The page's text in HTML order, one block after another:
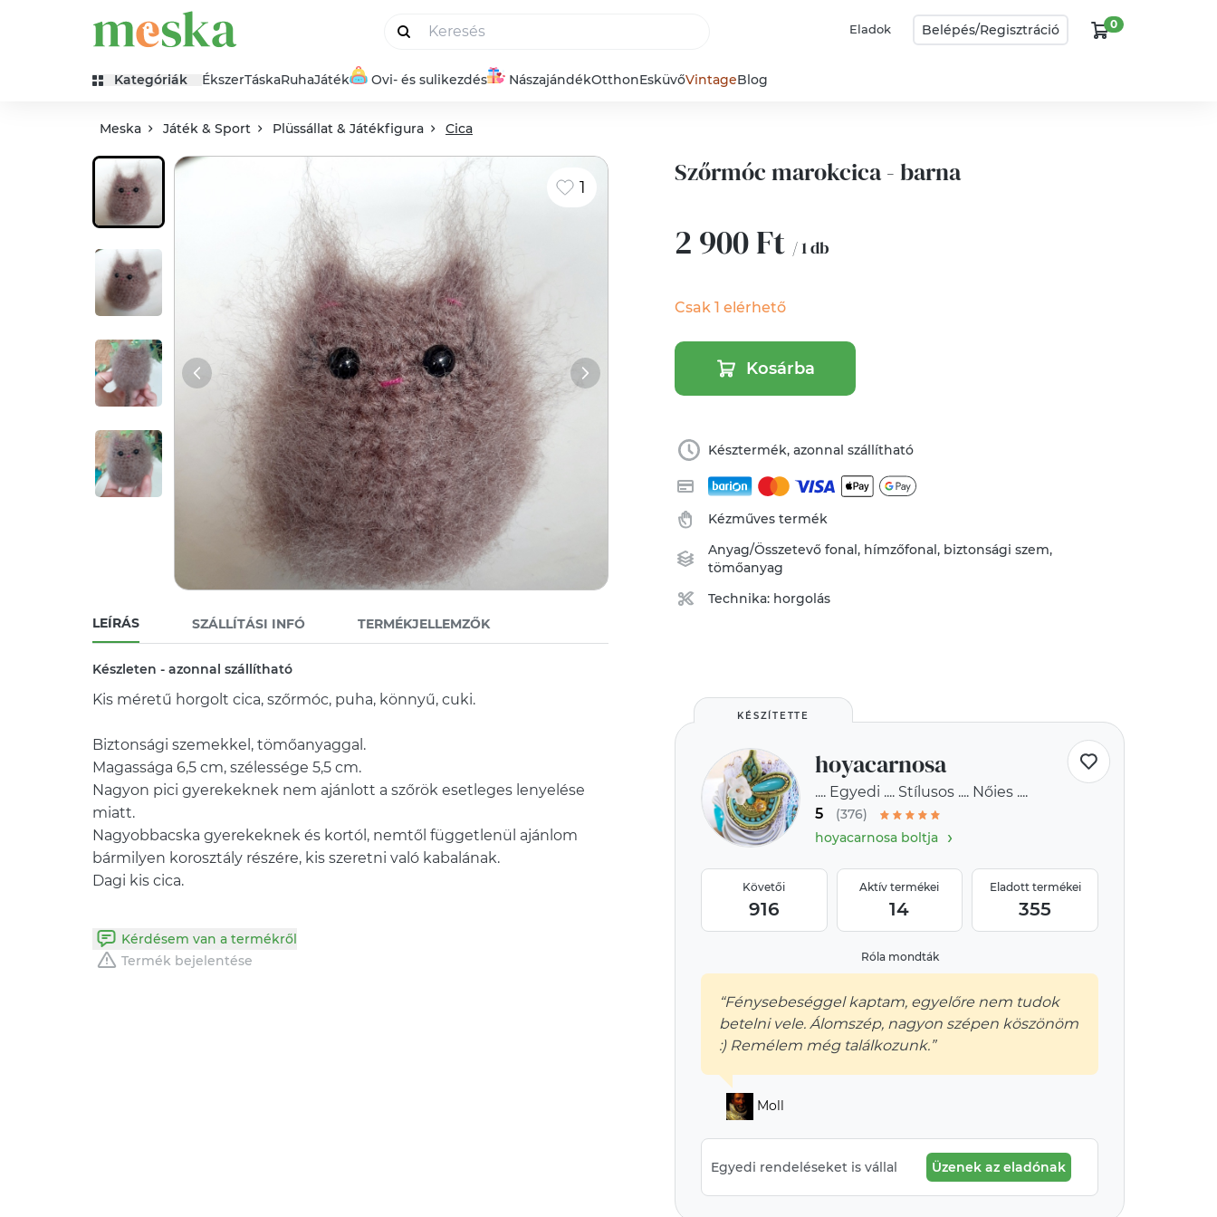
Eladok Belépés/Regisztráció 0
Kategóriák ÉkszerTáskaRuhaJáték Ovi- és sulikezdés NászajándékOtthonEsküvőVintageBlog
Meska Játék & Sport Plüssállat & Játékfigura Cica
1
LEÍRÁS SZÁLLÍTÁSI INFÓ TERMÉKJELLEMZŐK
Készleten - azonnal szállítható
Kis méretű horgolt cica, szőrmóc, puha, könnyű, cuki.
Biztonsági szemekkel, tömőanyaggal.
Magassága 6,5 cm, szélessége 5,5 cm.
Nagyon pici gyerekeknek nem ajánlott a szőrök esetleges lenyelése
miatt.
Nagyobbacska gyerekeknek és kortól, nemtől függetlenül ajánlom
bármilyen korosztály részére, kis szeretni való kabalának.
Kérdésem van a termékről
Termék bejelentése
Szőrmóc marokcica - barna
2 900 Ft / 1 db
Csak 1 elérhető
Kosárba
Késztermék, azonnal szállítható
Kézműves termék
Anyag/Összetevőfonal, hímzőfonal, biztonsági szem,
tömőanyag
Technika: horgolás
KÉSZÍTETTE
hoyacarnosa
.... Egyedi .... Stílusos .... Nőies ....
5
(376)
hoyacarnosa boltja
›
Követői
916
Aktív termékei
14
Eladott termékei
355
Róla mondták
“Fénysebeséggel kaptam, egyelőre nem tudok
betelni vele. Álomszép, nagyon szépen köszönöm
:) Remélem még találkozunk.”
Moll
Egyedi rendeléseket is vállal Üzenek az eladónak